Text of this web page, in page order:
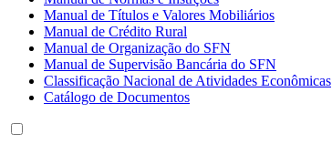
Manual de Títulos e Valores Mobiliários
Manual de Crédito Rural
Manual de Organização do SFN
Manual de Supervisão Bancária do SFN
Classificação Nacional de Atividades Econômicas
Catálogo de Documentos